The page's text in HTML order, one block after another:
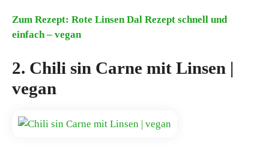
Zum Rezept: Rote Linsen Dal Rezept schnell und
einfach – vegan
2. Chili sin Carne mit Linsen |
vegan